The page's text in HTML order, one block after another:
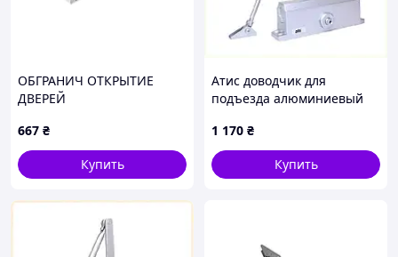
ОБГРАНИЧ ОТКРЫТИЕ
ДВЕРЕЙ
667 ₴
Купить
Атис доводчик для
подъезда алюминиевый
1 170 ₴
Купить